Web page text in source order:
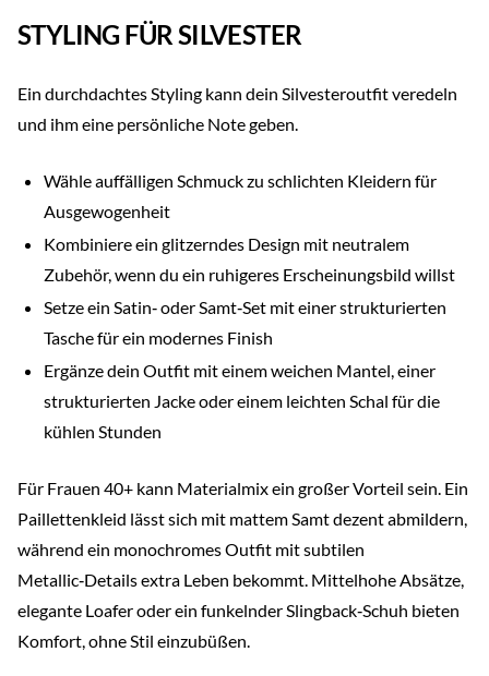
STYLING FÜR SILVESTER
Ein durchdachtes Styling kann dein Silvesteroutfit veredeln
und ihm eine persönliche Note geben.
Wähle auffälligen Schmuck zu schlichten Kleidern für
Ausgewogenheit
Kombiniere ein glitzerndes Design mit neutralem
Zubehör, wenn du ein ruhigeres Erscheinungsbild willst
Setze ein Satin‑ oder Samt‑Set mit einer strukturierten
Tasche für ein modernes Finish
Ergänze dein Outfit mit einem weichen Mantel, einer
strukturierten Jacke oder einem leichten Schal für die
kühlen Stunden
Für Frauen 40+ kann Materialmix ein großer Vorteil sein. Ein
Paillettenkleid lässt sich mit mattem Samt dezent abmildern,
während ein monochromes Outfit mit subtilen
Metallic‑Details extra Leben bekommt. Mittelhohe Absätze,
elegante Loafer oder ein funkelnder Slingback‑Schuh bieten
Komfort, ohne Stil einzubüßen.